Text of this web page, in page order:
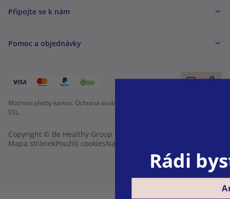
Připojte se k nám
Pomoc a objednávky
Možnost platby kartou. Ochrana osobních údajů zaručena pomocí šifrování
SSL.
Copyright © Be Healthy Group d.o.o. 2012 - 2026
Mapa stránekPoužití cookiesNastavení cookies
Rádi